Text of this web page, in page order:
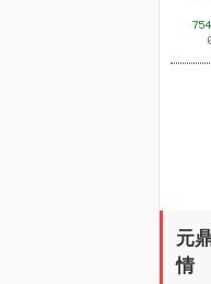
元
情